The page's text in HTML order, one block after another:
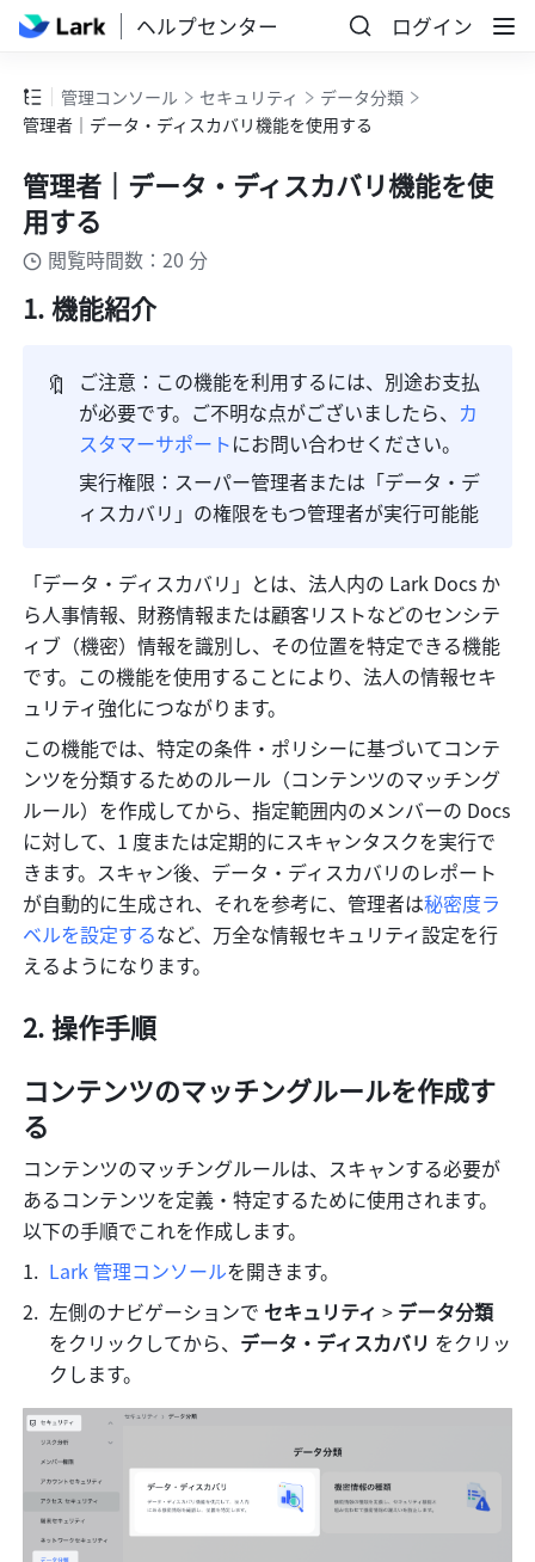
ヘルプセンター ログイン
管理コンソール セキュリティ
データ分類
管理者｜データ・ディスカバリ機能を使用する
管理者｜データ・ディスカバリ機能を使
用する
閲覧時間数：20 分
機能紹介
🔖
ご注意：この機能を利用するには、別途お支払
が必要です。ご不明な点がございましたら、 カ
スタマーサポートにお問い合わせください。
実行権限：スーパー管理者または「データ・デ
ィスカバリ」の権限をもつ管理者が実行可能能
「データ・ディスカバリ」とは、法人内の Lark Docs か
ら人事情報、財務情報または顧客リストなどのセンシテ
ィブ（機密）情報を識別し、その位置を特定できる機能
です。この機能を使用することにより、法人の情報セキ
ュリティ強化につながります。
この機能では、特定の条件・ポリシーに基づいてコンテ
ンツを分類するためのルール（コンテンツのマッチング
ルール）を作成してから、指定範囲内のメンバーの Docs
に対して、1 度または定期的にスキャンタスクを実行で
きます。スキャン後、データ・ディスカバリのレポート
が自動的に生成され、それを参考に、管理者は秘密度ラ
ベルを設定するなど、万全な情報セキュリティ設定を行
えるようになります。
操作手順
コンテンツのマッチングルールを作成す
る
コンテンツのマッチングルールは、スキャンする必要が
あるコンテンツを定義・特定するために使用されます。
以下の手順でこれを作成します。
Lark 管理コンソールを開きます。
左側のナビゲーションで セキュリティ > データ分類
をクリックしてから、 データ・ディスカバリ をクリッ
クします。